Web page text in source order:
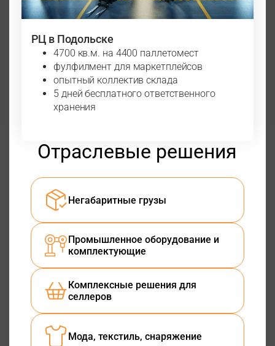
РЦ в Подольске
4700 кв.м. на 4400 паллетомест
фулфилмент для маркетплейсов
опытный коллектив склада
5 дней бесплатного ответственного
хранения
Отраслевые решения
Негабаритные грузы
Промышленное оборудование и
комплектующие
Комплексные решения для
селлеров
Мода, текстиль, снаряжение